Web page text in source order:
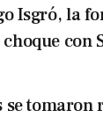
Isgró, la
con
se tomaron